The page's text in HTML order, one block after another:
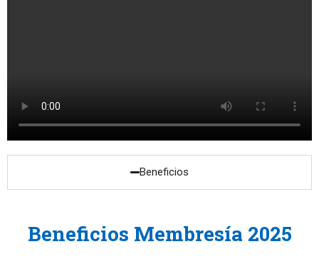
Beneficios
Beneficios Membresía 2025